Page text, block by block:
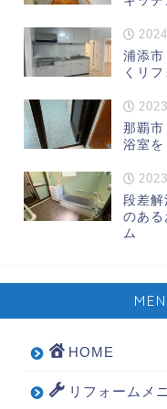
浦添
くリ
那覇
浴室を
段差解
のある
ム
HOME
リフォームメ